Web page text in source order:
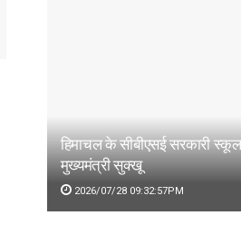
हिमाचल के सीबीएसई सरकारी
मुख्यमंत्री सुक्खू
2026/07/28 09:32:57PM